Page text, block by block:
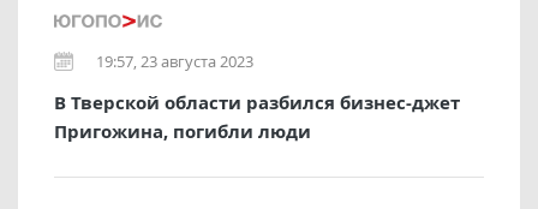
19:57, 23 августа 2023
В Тверской области разбился бизнес-джет
Пригожина, погибли люди